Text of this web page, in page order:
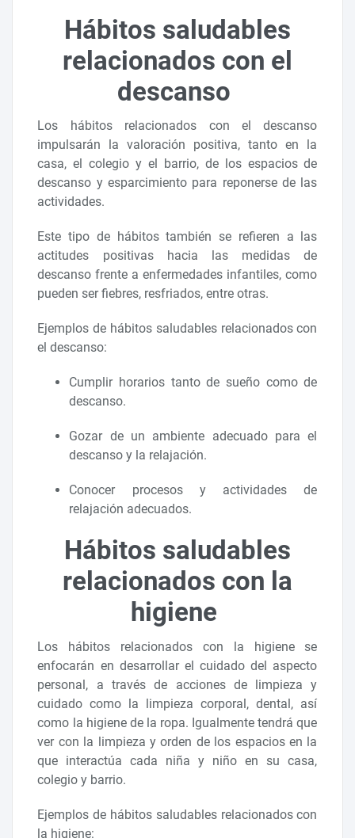
Hábitos saludables
relacionados con el
descanso
Los hábitos relacionados con el descanso
impulsarán la valoración positiva, tanto en la
casa, el colegio y el barrio, de los espacios de
descanso y esparcimiento para reponerse de las
actividades.
Este tipo de hábitos también se refieren a las
actitudes positivas hacia las medidas de
descanso frente a enfermedades infantiles, como
pueden ser fiebres, resfriados, entre otras.
Ejemplos de hábitos saludables relacionados con
el descanso:
Cumplir horarios tanto de sueño como de
descanso.
Gozar de un ambiente adecuado para el
descanso y la relajación.
Conocer procesos y actividades de
relajación adecuados.
Hábitos saludables
relacionados con la
higiene
Los hábitos relacionados con la higiene se
enfocarán en desarrollar el cuidado del aspecto
personal, a través de acciones de limpieza y
cuidado como la limpieza corporal, dental, así
como la higiene de la ropa. Igualmente tendrá que
ver con la limpieza y orden de los espacios en la
que interactúa cada niña y niño en su casa,
colegio y barrio.
Ejemplos de hábitos saludables relacionados con
la higiene: